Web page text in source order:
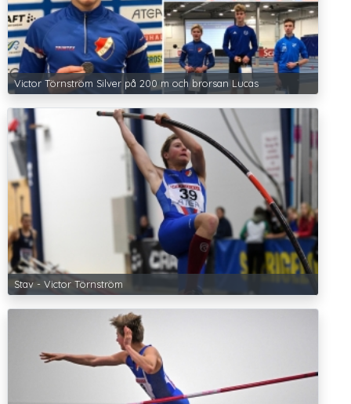
Victor Törnström Silver på 200 m och brorsan Lucas
Stav - Victor Törnström